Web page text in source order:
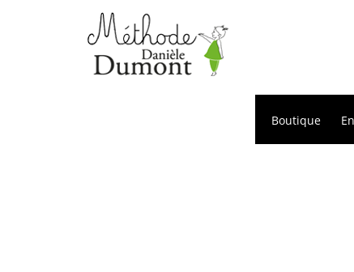
Boutique